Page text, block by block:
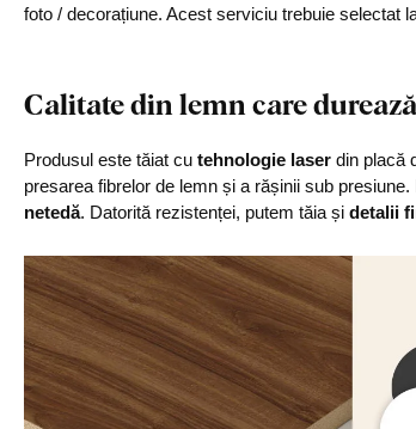
foto / decorațiune. Acest serviciu trebuie selectat
Calitate din lemn care
Produsul este tăiat cu tehnologie laser din placă
presarea fibrelor de lemn și a rășinii sub
netedă. Datorită rezistenței, putem tăia și detalii